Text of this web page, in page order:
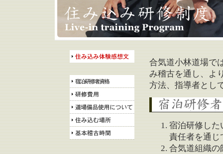
合気道小林道場で
み稽古を通し、よ
方法、指導者とし
宿泊研修者資格
宿泊研修した
責任者を通じ
合気道組織の
住み込み体験感想文
宿泊準研修者・研修者資格
研修費用
道場備品使用について
住み込む場所
基本稽古時間